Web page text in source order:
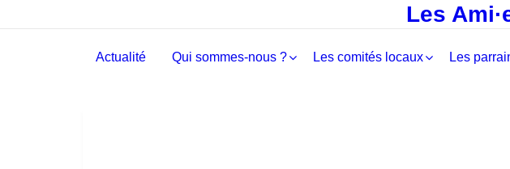
Les
Actualité Qui sommes-nous ? Les comités locaux Les